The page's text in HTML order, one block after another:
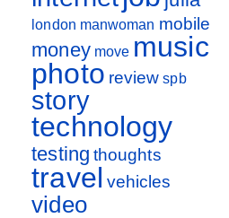
london manwoman mobile
money move music
photo review spb
story
technology
testing thoughts
travel vehicles
video